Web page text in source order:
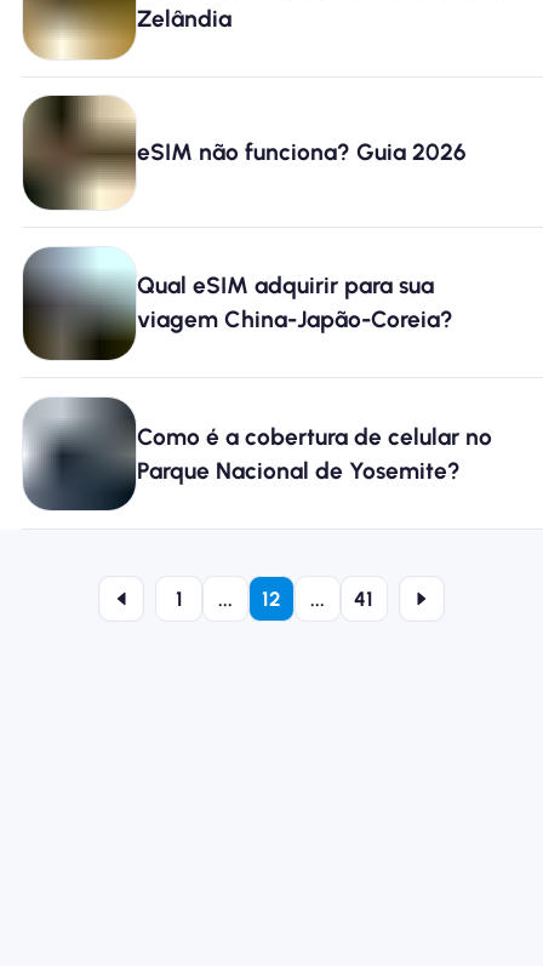
Zelândia
eSIM não funciona? Guia 2026
Qual eSIM adquirir para sua
viagem China-Japão-Coreia?
Como é a cobertura de celular no
Parque Nacional de Yosemite?
1 ... 12 ... 41